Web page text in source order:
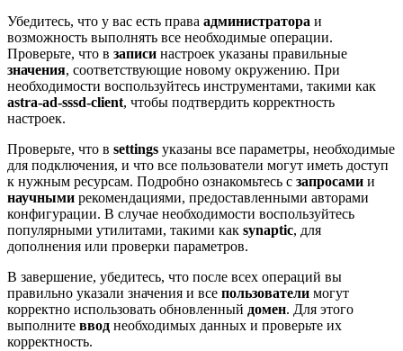
Убедитесь, что у вас есть права администратора и
возможность выполнять все необходимые операции.
Проверьте, что в записи настроек указаны правильные
значения, соответствующие новому окружению. При
необходимости воспользуйтесь инструментами, такими как
astra-ad-sssd-client, чтобы подтвердить корректность
настроек.
Проверьте, что в settings указаны все параметры, необходимые
для подключения, и что все пользователи могут иметь доступ
к нужным ресурсам. Подробно ознакомьтесь с запросами и
научными рекомендациями, предоставленными авторами
конфигурации. В случае необходимости воспользуйтесь
популярными утилитами, такими как synaptic, для
дополнения или проверки параметров.
В завершение, убедитесь, что после всех операций вы
правильно указали значения и все пользователи могут
корректно использовать обновленный домен. Для этого
выполните ввод необходимых данных и проверьте их
корректность.